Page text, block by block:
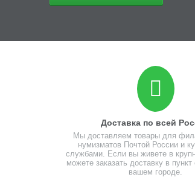
Доставка по всей
Мы доставляем товары для
нумизматов Почтой России и
службами. Если вы живете в
можете заказать доставку в
вашем городе.